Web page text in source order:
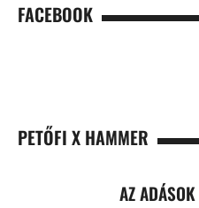
FACEBOOK
PETŐFI X HAMMER
AZ